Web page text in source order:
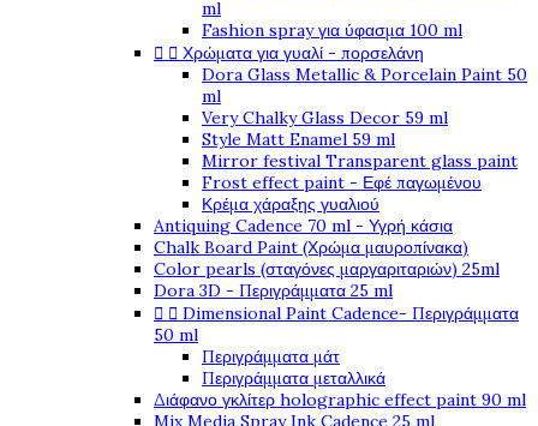
ml
Fashion spray για ύφασμα 100 ml
  Χρώματα για γυαλί - πορσελάνη
Dora Glass Metallic & Porcelain Paint 50
ml
Very Chalky Glass Decor 59 ml
Style Matt Enamel 59 ml
Mirror festival Transparent glass paint
Frost effect paint - Εφέ παγωμένου
Κρέμα χάραξης γυαλιού
Antiquing Cadence 70 ml - Υγρή κάσια
Chalk Board Paint (Χρώμα μαυροπίνακα)
Color pearls (σταγόνες μαργαριταριών) 25ml
Dora 3D - Περιγράμματα 25 ml
  Dimensional Paint Cadence- Περιγράμματα
50 ml
Περιγράμματα μάτ
Περιγράμματα μεταλλικά
Διάφανο γκλίτερ holographic effect paint 90 ml
Mix Media Spray Ink Cadence 25 ml